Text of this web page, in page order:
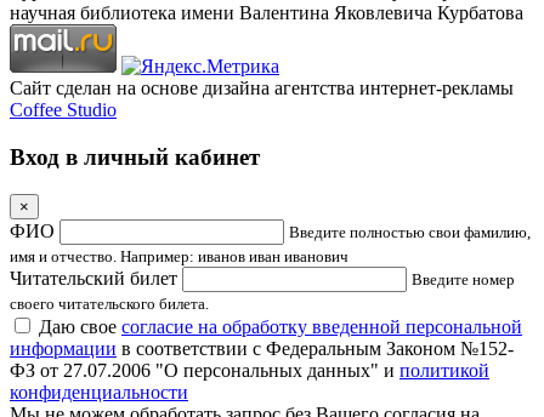
научная библиотека имени Валентина Яковлевича Курбатова
Сайт сделан на основе дизайна агентства интернет-рекламы
Coffee Studio
Вход в личный кабинет
×
ФИО
Введите полностью свои фамилию,
имя и отчество. Например: иванов иван иванович
Читательский билет
Введите номер
своего читательского билета.
Даю свое согласие на обработку введенной персональной
информации в соответствии с Федеральным Законом №152-
ФЗ от 27.07.2006 "О персональных данных" и политикой
конфиденциальности